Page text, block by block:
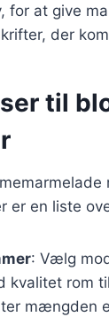
for at give
der
til
er en liste
: Vælg
kvalitet rom
mængden